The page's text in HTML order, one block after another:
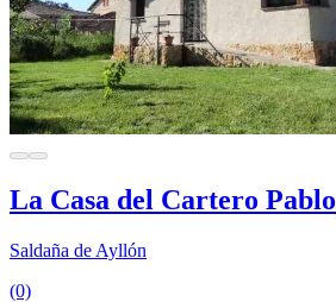
La Casa del Cartero Pablo
Saldaña de Ayllón
(0)